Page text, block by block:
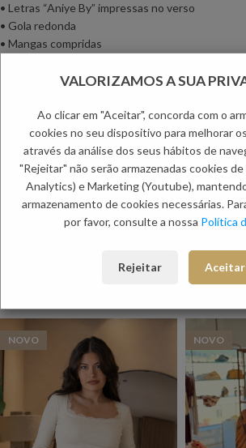
• Letras “Aniye By” impressas no verso
• Gola redonda
• Mangas compridas
Vestuário: 100% algodão
Informação adicional
Métodos de Pagamento
Trocas e Devoluções
Camisolas
Mulher
PRODUTOS RELACIONADOS:
NOVO NOVO
VALORIZAMOS A SUA
Ao clicar em "Aceitar", concorda com o
cookies no seu dispositivo para melhorar
através da análise dos seus hábitos de
"Rejeitar" não serão armazenadas cookies
Analytics) e Marketing (Youtube),
armazenamento de cookies necessárias.
por favor, consulte a nossa Política
Rejeitar Aceitar